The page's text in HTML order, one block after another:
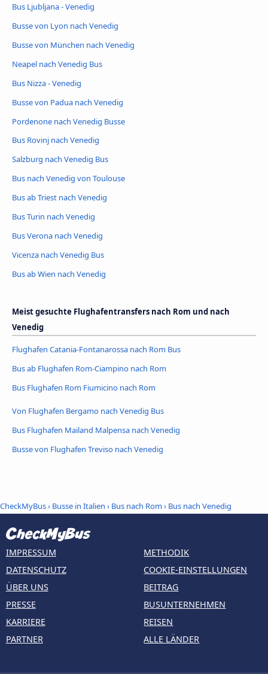
Bus Ljubljana - Venedig
Busse von Lyon nach Venedig
Busse von München nach Venedig
Neapel nach Venedig Bus
Bus Nizza - Venedig
Busse von Padua nach Venedig
Pordenone nach Venedig Busse
Bus Rovinj nach Venedig
Salzburg nach Venedig Bus
Bus nach Venedig von Toulouse
Bus ab Triest nach Venedig
Bus Turin nach Venedig
Bus Verona nach Venedig
Vicenza nach Venedig Bus
Bus ab Wien nach Venedig
Meist gesuchte Flughafentransfers nach Rom und nach
Venedig
Flughafen Catania-Fontanarossa nach Rom Bus
Bus ab Flughafen Rom-Ciampino nach Rom
Bus Flughafen Rom Fiumicino nach Rom
Von Flughafen Bergamo nach Venedig Bus
Bus Flughafen Mailand Malpensa nach Venedig
Busse von Flughafen Treviso nach Venedig
CheckMyBus› Busse in Italien › Bus nach Rom › Bus nach Venedig
IMPRESSUM
DATENSCHUTZ
ÜBER UNS
PRESSE
KARRIERE
PARTNER
METHODIK
COOKIE-EINSTELLUNGEN
BEITRAG
BUSUNTERNEHMEN
REISEN
ALLE LÄNDER